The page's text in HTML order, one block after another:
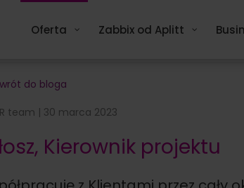
Oferta Zabbix od Aplitt
do bloga
team | 30 marca 2023
Kierownik projektu